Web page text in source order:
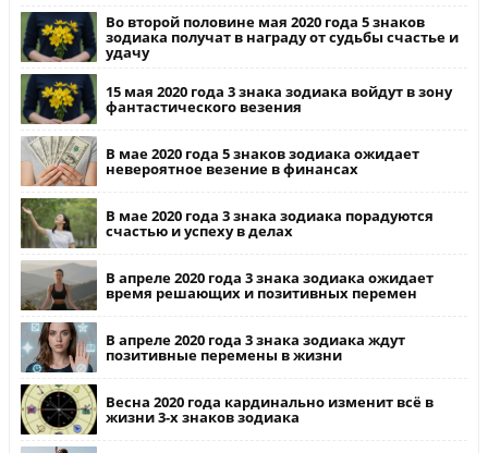
Во второй половине мая 2020 года 5 знаков
зодиака получат в награду от судьбы счастье и
удачу
15 мая 2020 года 3 знака зодиака войдут в зону
фантастического везения
В мае 2020 года 5 знаков зодиака ожидает
невероятное везение в финансах
В мае 2020 года 3 знака зодиака порадуются
счастью и успеху в делах
В апреле 2020 года 3 знака зодиака ожидает
время решающих и позитивных перемен
В апреле 2020 года 3 знака зодиака ждут
позитивные перемены в жизни
Весна 2020 года кардинально изменит всё в
жизни 3-х знаков зодиака